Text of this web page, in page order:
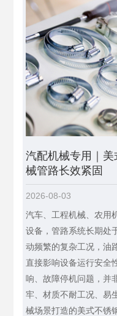
汽配机械专用｜
械管路长效紧固
2026-08-03
汽车、工程机械、农用
设备，管路系统长期处
动频繁的复杂工况，油
直接影响设备运行安全
响、故障停机问题，并
牢、材质不耐工况、易
械场景打造的美式不锈